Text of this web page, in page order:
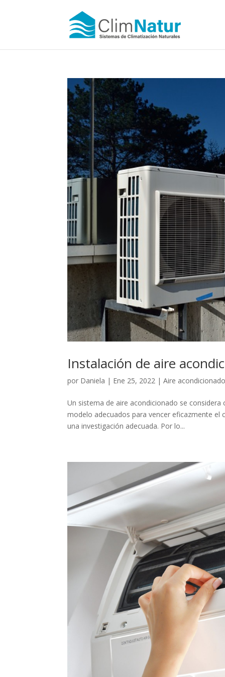
Instalación de aire
por Daniela | Ene 25, 2022 |Aire
Un sistema de aire acondicionado se
modelo adecuados para vencer eficazmente el
una investigación adecuada. Por lo...